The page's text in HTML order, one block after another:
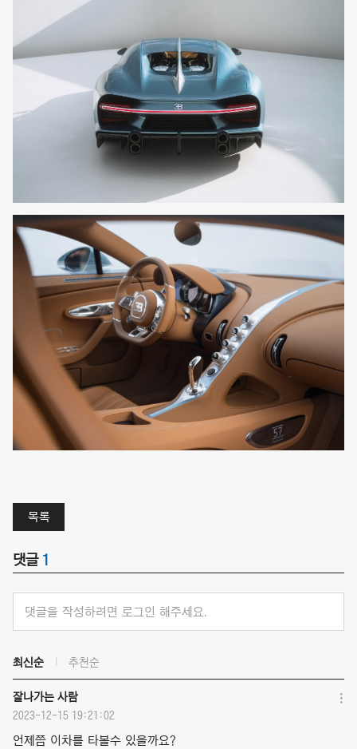
목록
댓글 1
댓글을 작성하려면 로그인 해주세요.
최신순 추천순
잘나가는 사람
2023-12-15 19:21:02
언제쯤 이차를 타볼수 있을까요?